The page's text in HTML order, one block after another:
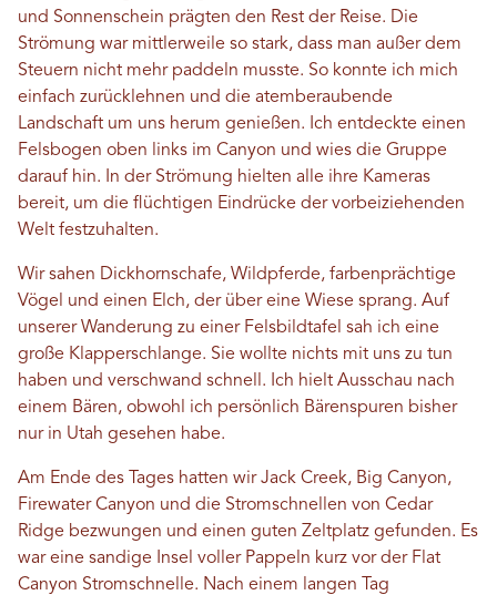
und Sonnenschein prägten den Rest der Reise. Die
Strömung war mittlerweile so stark, dass man außer dem
Steuern nicht mehr paddeln musste. So konnte ich mich
einfach zurücklehnen und die atemberaubende
Landschaft um uns herum genießen. Ich entdeckte einen
Felsbogen oben links im Canyon und wies die Gruppe
darauf hin. In der Strömung hielten alle ihre Kameras
bereit, um die flüchtigen Eindrücke der vorbeiziehenden
Welt festzuhalten.
Wir sahen Dickhornschafe, Wildpferde, farbenprächtige
Vögel und einen Elch, der über eine Wiese sprang. Auf
unserer Wanderung zu einer Felsbildtafel sah ich eine
große Klapperschlange. Sie wollte nichts mit uns zu tun
haben und verschwand schnell. Ich hielt Ausschau nach
einem Bären, obwohl ich persönlich Bärenspuren bisher
nur in Utah gesehen habe.
Am Ende des Tages hatten wir Jack Creek, Big Canyon,
Firewater Canyon und die Stromschnellen von Cedar
Ridge bezwungen und einen guten Zeltplatz gefunden. Es
war eine sandige Insel voller Pappeln kurz vor der Flat
Canyon Stromschnelle. Nach einem langen Tag